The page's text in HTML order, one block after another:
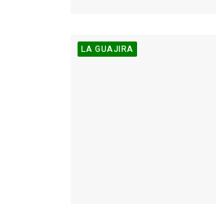
LA GUAJIRA